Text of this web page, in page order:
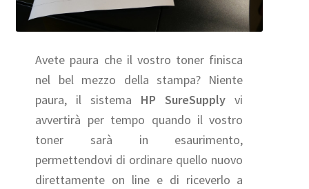
Avete paura che il vostro toner finisca
nel bel mezzo della stampa? Niente
paura, il sistema HP SureSupply vi
avvertirà per tempo quando il vostro
toner sarà in esaurimento,
permettendovi di ordinare quello nuovo
direttamente on line e di riceverlo a